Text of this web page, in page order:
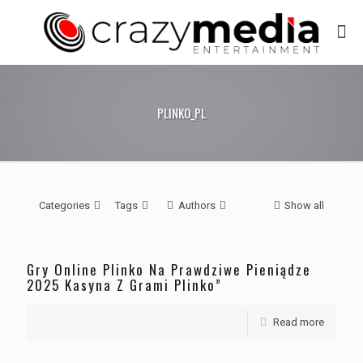
PLINKO_PL
Categories Tags Authors Show all
Gry Online Plinko Na Prawdziwe Pieniądze
2025 Kasyna Z Grami Plinko”
Read more